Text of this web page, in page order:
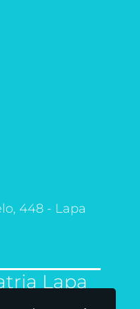
448 - Lapa
Lapa